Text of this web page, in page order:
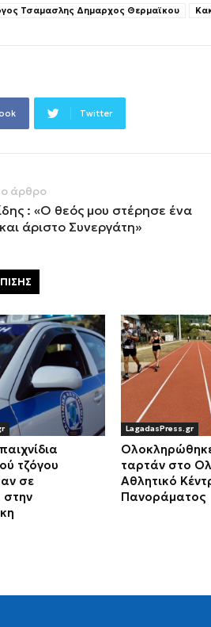
Τσαμασλης Δημαρχος Θερμαϊκου
Twitter
άρθρο
: «Ο θεός μου στέρησε ένα
άριστο Συνεργάτη»
τζόγου
σε
LagadasPress.gr
ταρτάν στο
Αθλητικό
Πανοράματος